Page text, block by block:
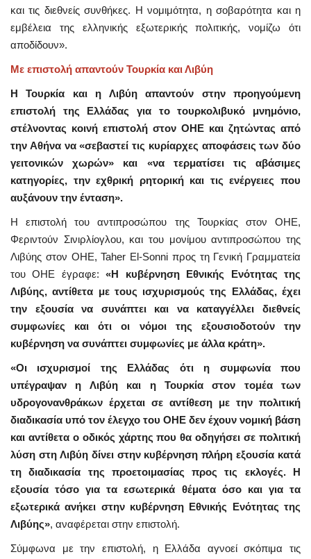
και τις διεθνείς συνθήκες. Η νομιμότητα, η σοβαρότητα και η
εμβέλεια της ελληνικής εξωτερικής πολιτικής, νομίζω ότι
αποδίδουν».
Με επιστολή απαντούν Τουρκία και Λιβύη
Η Τουρκία και η Λιβύη απαντούν στην προηγούμενη
επιστολή της Ελλάδας για το τουρκολιβυκό μνημόνιο,
στέλνοντας κοινή επιστολή στον ΟΗΕ και ζητώντας από
την Αθήνα να «σεβαστεί τις κυρίαρχες αποφάσεις των δύο
γειτονικών χωρών» και «να τερματίσει τις αβάσιμες
κατηγορίες, την εχθρική ρητορική και τις ενέργειες που
αυξάνουν την ένταση».
Η επιστολή του αντιπροσώπου της Τουρκίας στον ΟΗΕ,
Φεριντούν Σινιρλίογλου, και του μονίμου αντιπροσώπου της
Λιβύης στον ΟΗΕ, Taher El-Sonni προς τη Γενική Γραμματεία
του ΟΗΕ έγραφε:«Η κυβέρνηση Εθνικής Ενότητας της
Λιβύης, αντίθετα με τους ισχυρισμούς της Ελλάδας, έχει
την εξουσία να συνάπτει και να καταγγέλλει διεθνείς
συμφωνίες και ότι οι νόμοι της εξουσιοδοτούν την
κυβέρνηση να συνάπτει συμφωνίες με άλλα κράτη».
«Οι ισχυρισμοί της Ελλάδας ότι η συμφωνία που
υπέγραψαν η Λιβύη και η Τουρκία στον τομέα των
υδρογονανθράκων έρχεται σε αντίθεση με την πολιτική
διαδικασία υπό τον έλεγχο του ΟΗΕ δεν έχουν νομική βάση
και αντίθετα ο οδικός χάρτης που θα οδηγήσει σε πολιτική
λύση στη Λιβύη δίνει στην κυβέρνηση πλήρη εξουσία κατά
τη διαδικασία της προετοιμασίας προς τις εκλογές. Η
εξουσία τόσο για τα εσωτερικά θέματα όσο και για τα
εξωτερικά ανήκει στην κυβέρνηση Εθνικής Ενότητας της
Λιβύης», αναφέρεται στην επιστολή.
Σύμφωνα με την επιστολή, η Ελλάδα αγνοεί σκόπιμα τις